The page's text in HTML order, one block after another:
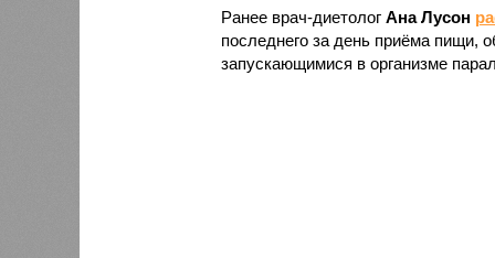
Ранее врач-диетолог Ана Лусон
последнего за день приёма пищи,
запускающимися в организме